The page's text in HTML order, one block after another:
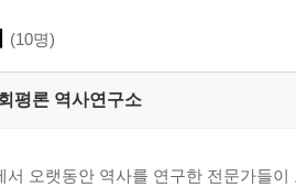
(10명)
평론 역사연구소
서 오랫동안 역사를 연구한 전문가들